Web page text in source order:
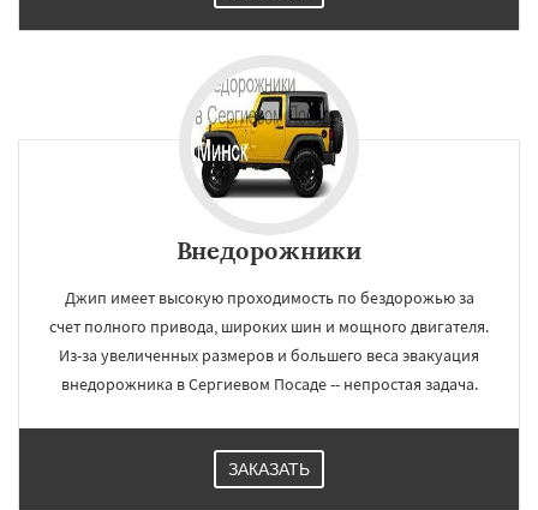
Работаем по
×
Внедорожники
Джип имеет высокую проходимость по бездорожью за
счет полного привода, широких шин и мощного двигателя.
Из-за увеличенных размеров и большего веса эвакуация
внедорожника в Сергиевом Посаде -- непростая задача.
ЗАКАЗАТЬ
УЗНАТЬ ПОДРОБНЕЕ ×